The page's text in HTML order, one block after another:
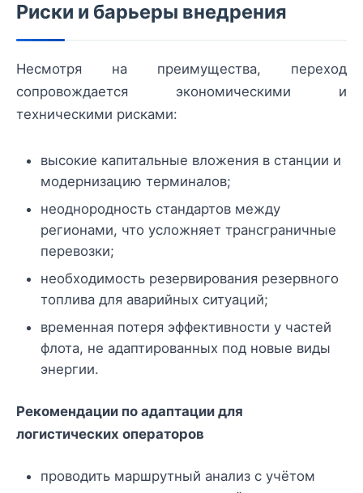
Риски и барьеры внедрения
Несмотря на преимущества, переход
сопровождается экономическими и
техническими рисками:
высокие капитальные вложения в станции и
модернизацию терминалов;
неоднородность стандартов между
регионами, что усложняет трансграничные
перевозки;
необходимость резервирования резервного
топлива для аварийных ситуаций;
временная потеря эффективности у частей
флота, не адаптированных под новые виды
энергии.
Рекомендации по адаптации для
логистических операторов
проводить маршрутный анализ с учётом